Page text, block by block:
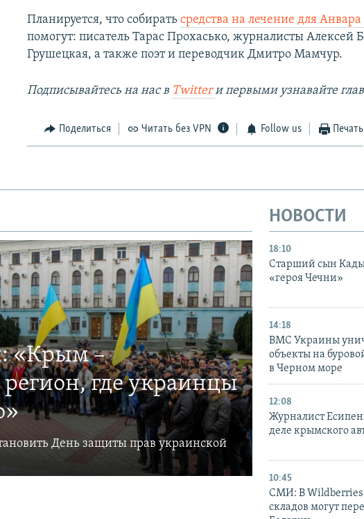
Планируется, что собиратьсредства на лечение для
помогут: писатель Тарас Прохасько, журналисты Алексей
Грушецкая, а также поэт и переводчик Дмитро Мамчур.
Подписывайтесь на наc в Twitterи первыми узнавайте
Поделиться Читать без VPN Follow us Печать
«Крым –
где украинцы
День защиты прав украинской
НОВОСТИ
18:10
Старший сын
«героя Чечни»
14:18
ВМС Украины
объекты на
в Черном море
12:08
Журналист
деле крымского
10:45
СМИ: В Wildberries
складов могут